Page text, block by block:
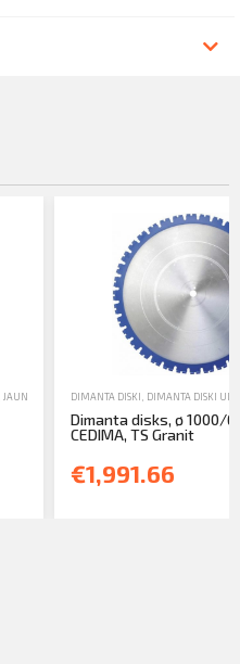
JAUNA TEHNIKADIMANTA DISKI DIMANTA DISKI UN
Dimanta disks, ø 1000/
CEDIMA, TS Granit
€1,991.66